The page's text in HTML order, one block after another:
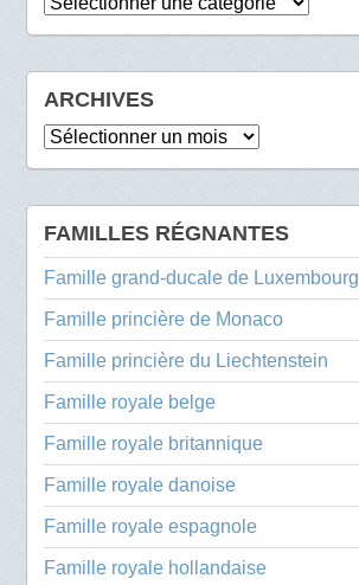
ARCHIVES
Archives
FAMILLES RÉGNANTES
Famille grand-ducale de Luxembourg
Famille princière de Monaco
Famille princière du Liechtenstein
Famille royale belge
Famille royale britannique
Famille royale danoise
Famille royale espagnole
Famille royale hollandaise